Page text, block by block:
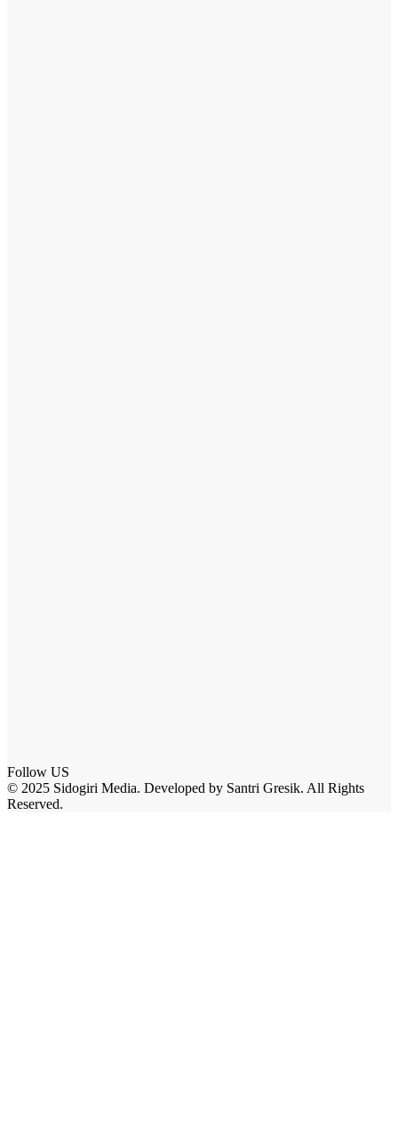
Follow US
© 2025 Sidogiri Media. Developed by Santri Gresik. All Rights
Reserved.